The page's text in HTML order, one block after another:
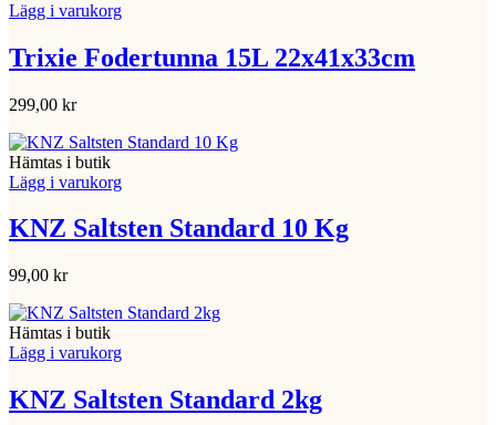
Lägg i varukorg
Trixie Fodertunna 15L 22x41x33cm
299,00 kr
Hämtas i butik
Lägg i varukorg
KNZ Saltsten Standard 10 Kg
99,00 kr
Hämtas i butik
Lägg i varukorg
KNZ Saltsten Standard 2kg